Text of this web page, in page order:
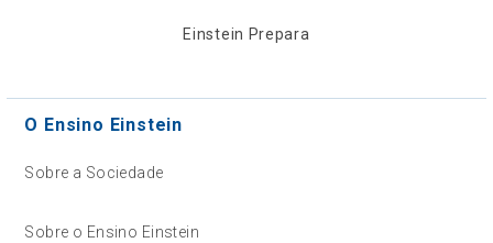
Einstein Prepara
O Ensino Einstein
Sobre a Sociedade
Sobre o Ensino Einstein